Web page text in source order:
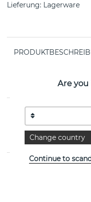
Lieferung: Lagerware
cubic zirkon 16-20
EIGENSCHAFTEN
Kollektion:
Are
Change country
Continue to